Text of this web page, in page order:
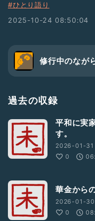
#ひとり語り
2025-10-24 08:50:04
修行中のなが
過去の収録
平和に実
す。
2026-01-
0
華金から
2026-01-
0